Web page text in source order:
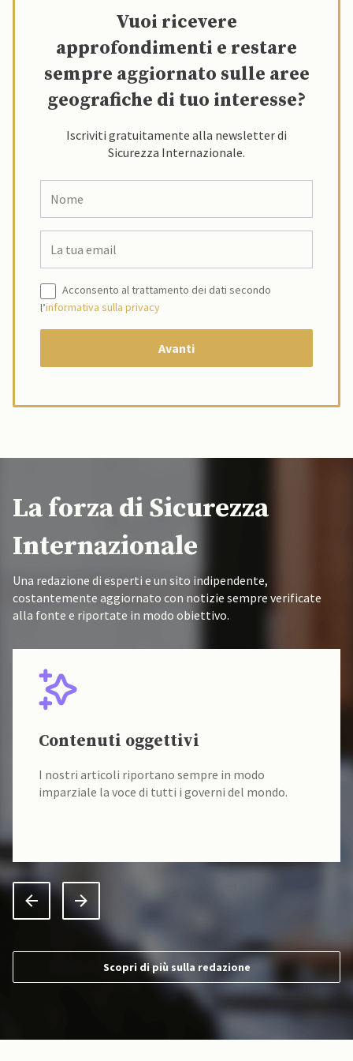
Vuoi ricevere
approfondimenti e restare
sempre aggiornato sulle aree
geografiche di tuo interesse?
Iscriviti gratuitamente alla newsletter di
Sicurezza Internazionale.
Acconsento al trattamento dei dati secondo
l’informativa sulla privacy
La forza di Sicurezza
Internazionale
Una redazione di esperti e un sito indipendente,
costantemente aggiornato con notizie sempre verificate
alla fonte e riportate in modo obiettivo.
Contenuti oggettivi
I nostri articoli riportano sempre in modo
imparziale la voce di tutti i governi del mondo.
Scopri di più sulla redazione